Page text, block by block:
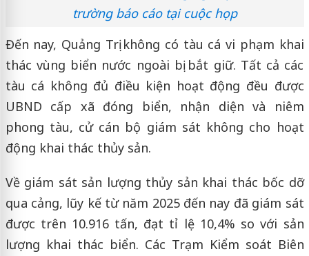
trường báo cáo tại cuộc họp
Đến nay, Quảng Trị không có tàu cá vi phạm khai
thác vùng biển nước ngoài bị bắt giữ. Tất cả các
tàu cá không đủ điều kiện hoạt động đều được
UBND cấp xã đóng biển, nhận diện và niêm
phong tàu, cử cán bộ giám sát không cho hoạt
động khai thác thủy sản.
Về giám sát sản lượng thủy sản khai thác bốc dỡ
qua cảng, lũy kế từ năm 2025 đến nay đã giám sát
được trên 10.916 tấn, đạt tỉ lệ 10,4% so với sản
lượng khai thác biển. Các Trạm Kiểm soát Biên